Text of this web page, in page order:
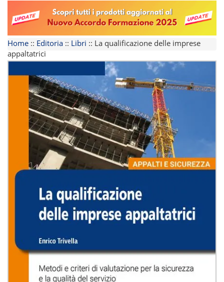
TEMATICHE
Home :: Editoria :: Libri :: La qualificazione delle imprese
appaltatrici